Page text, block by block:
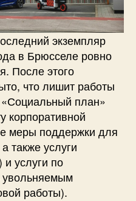
экземпляр
в Брюсселе ровно
После этого
что лишит работы
план»
корпоративной
меры поддержки для
также услуги
и услуги по
увольняемым
работы).